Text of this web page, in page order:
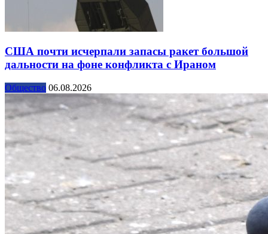
США почти исчерпали запасы ракет большой
дальности на фоне конфликта с Ираном
Общество 06.08.2026